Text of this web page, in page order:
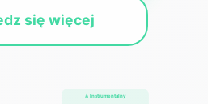
się więcej
🎸 Instrumentalny